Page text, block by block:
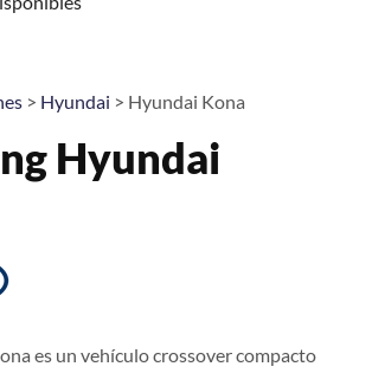
> Hyundai > Hyundai Kona
Hyundai
es un vehículo crossover compacto